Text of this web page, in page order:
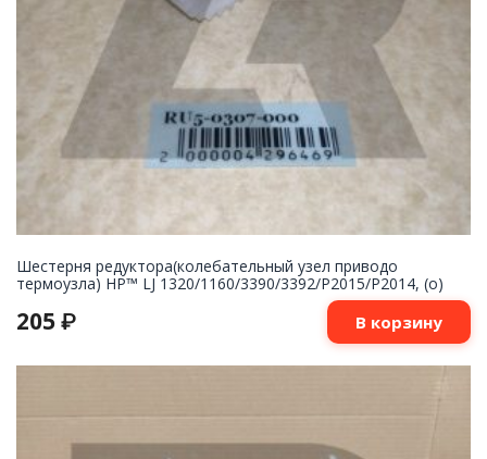
Шестерня редуктора(колебательный узел приводо
термоузла) HP™ LJ 1320/1160/3390/3392/P2015/P2014, (о)
205 ₽ В корзину